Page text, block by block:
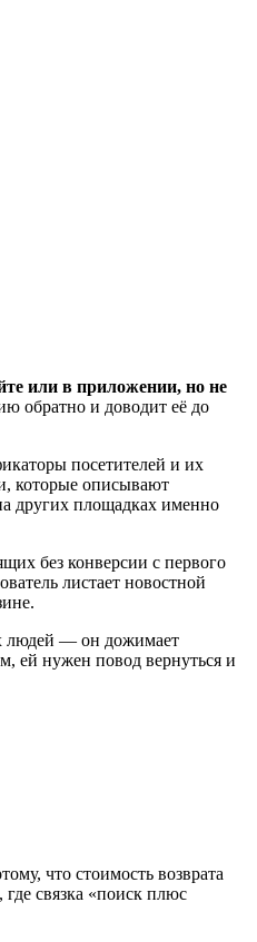
или в приложении, но не
обратно и доводит её до
посетителей и их
которые описывают
других площадках именно
без конверсии с первого
листает новостной
людей — он дожимает
ей нужен повод вернуться и
что стоимость возврата
связка «поиск плюс